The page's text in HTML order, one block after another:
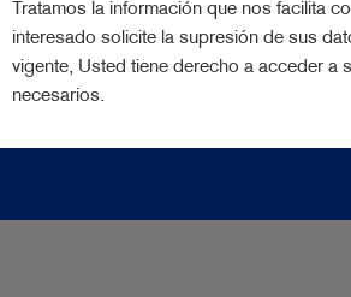
Tratamos la información que nos facilita
interesado solicite la supresión de sus
vigente, Usted tiene derecho a acceder
necesarios.